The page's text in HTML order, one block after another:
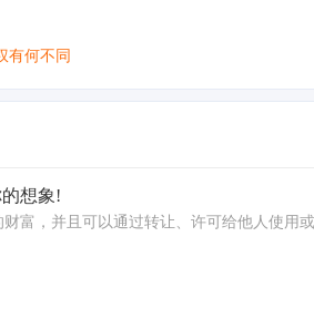
有何不同
想象!
富，并且可以通过转让、许可给他人使用